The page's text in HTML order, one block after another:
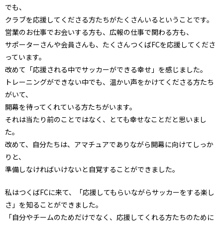
でも、
クラブを応援してくださる方たちがたくさんいるということです。
営業のお仕事でお会いする方も、広報の仕事で関わる方も、
サポーターさんや会員さんも、たくさんつくばFCを応援してくださ
っています。
改めて「応援される中でサッカーができる幸せ」を感じました。
トレーニングができない中でも、温かい声をかけてくださる方たち
がいて、
開幕を待ってくれている方たちがいます。
それは当たり前のことではなく、とても幸せなことだと思いまし
た。
改めて、自分たちは、アマチュアでありながら開幕に向けてしっか
りと、
準備しなければいけないと自覚することができました。
私はつくばFCに来て、「応援してもらいながらサッカーをする楽し
さ」を知ることができました。
「自分やチームのためだけでなく、応援してくれる方たちのために